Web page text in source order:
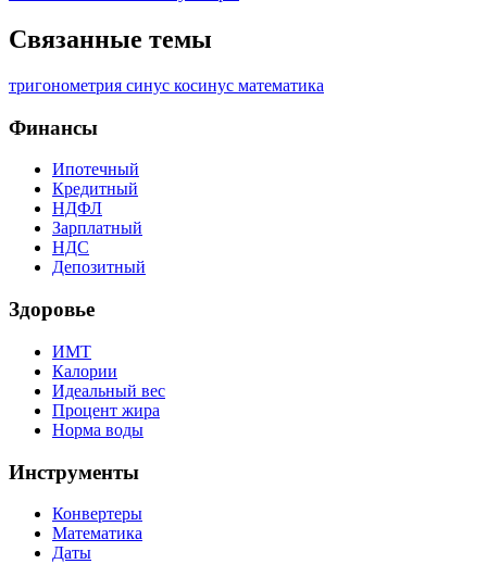
Связанные темы
тригонометрия синус косинус математика
Финансы
Ипотечный
Кредитный
НДФЛ
Зарплатный
НДС
Депозитный
Здоровье
ИМТ
Калории
Идеальный вес
Процент жира
Норма воды
Инструменты
Конвертеры
Математика
Даты